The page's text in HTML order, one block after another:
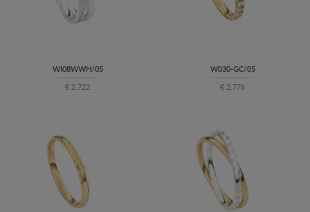
WI08WWH/05
€ 2.722
W030-GC/05
€ 2.776